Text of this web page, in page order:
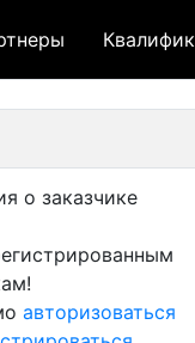
о заказчике
авторизоваться